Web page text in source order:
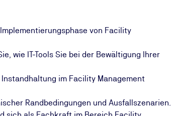
von Facility
wie IT-Tools Sie bei der Bewältigung Ihrer
im Facility Management
Randbedingungen und Ausfallszenarien.